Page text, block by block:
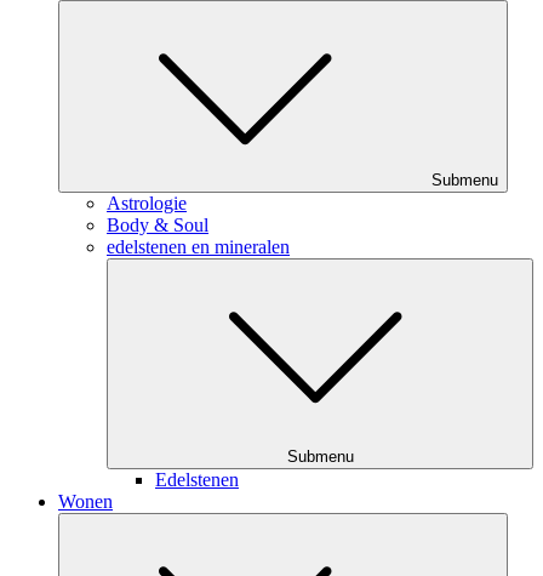
Submenu
Astrologie
Body & Soul
edelstenen en mineralen
Submenu
Edelstenen
Wonen